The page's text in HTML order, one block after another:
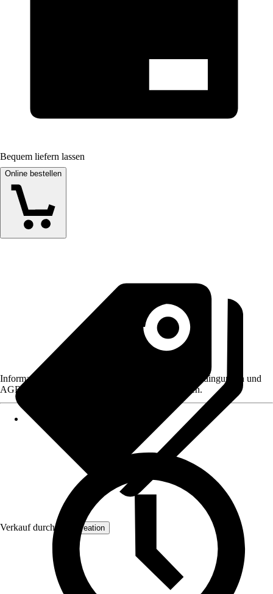
Bequem liefern lassen
Online bestellen
Verkauf durch: AS Creation
Informationen des Verkäufers, wie z. B. Rückgabebedingungen und
AGB, finden Sie bei Klick auf den Verkäufernamen.